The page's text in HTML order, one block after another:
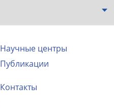
Научные центры
Публикации
Контакты